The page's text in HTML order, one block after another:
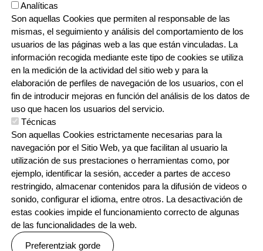
Errotazar bidea, 126 - 20018 Donostia.
943 445 108
zirimola@ikastolak.eus
Contacto Poctefa
Política de cookies
Política de privacidad
Analíticas
Son aquellas Cookies que permiten al responsable de las
mismas, el seguimiento y análisis del comportamiento de los
usuarios de las páginas web a las que están vinculadas. La
información recogida mediante este tipo de cookies se utiliza
en la medición de la actividad del sitio web y para la
elaboración de perfiles de navegación de los usuarios, con el
fin de introducir mejoras en función del análisis de los datos de
uso que hacen los usuarios del servicio.
Técnicas
Son aquellas Cookies estrictamente necesarias para la
navegación por el Sitio Web, ya que facilitan al usuario la
utilización de sus prestaciones o herramientas como, por
ejemplo, identificar la sesión, acceder a partes de acceso
restringido, almacenar contenidos para la difusión de videos o
sonido, configurar el idioma, entre otros. La desactivación de
estas cookies impide el funcionamiento correcto de algunas
de las funcionalidades de la web.
Preferentziak gorde